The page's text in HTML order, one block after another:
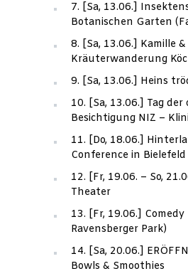
7. [Sa, 13.06.]
Botanischen Garten
8. [Sa, 13.06.] Kamille &
Kräuterwanderung
9. [Sa, 13.06.] Heins
10. [Sa, 13.06.] Tag
Besichtigung NIZ –
11. [Do, 18.06.]
Conference in
12. [Fr, 19.06. – So,
Theater
13. [Fr, 19.06.]
Ravensberger Park)
14. [Sa, 20.06.]
Bowls & Smoothies